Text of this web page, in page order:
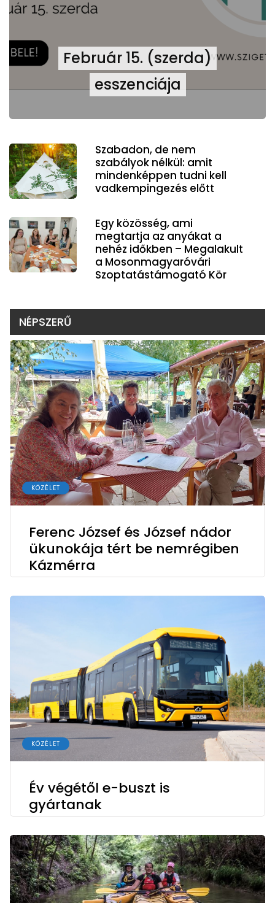
Február 15. (szerda)
esszenciája
Szabadon, de nem
szabályok nélkül: amit
mindenképpen tudni kell
vadkempingezés előtt
Egy közösség, ami
megtartja az anyákat a
nehéz időkben – Megalakult
a Mosonmagyaróvári
Szoptatástámogató Kör
NÉPSZERŰ
KÖZÉLET
Ferenc József és József nádor
ükunokája tért be nemrégiben
Kázmérra
KÖZÉLET
Év végétől e-buszt is
gyártanak